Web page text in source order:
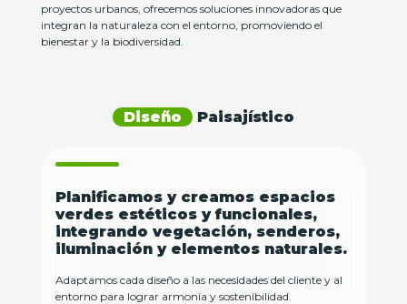
proyectos urbanos, ofrecemos soluciones innovadoras que
integran la naturaleza con el entorno, promoviendo el
bienestar y la biodiversidad.
Diseño Paisajístico
Planificamos y creamos espacios
verdes estéticos y funcionales,
integrando vegetación, senderos,
iluminación y elementos naturales.
Adaptamos cada diseño a las necesidades del cliente y al
entorno para lograr armonía y sostenibilidad.